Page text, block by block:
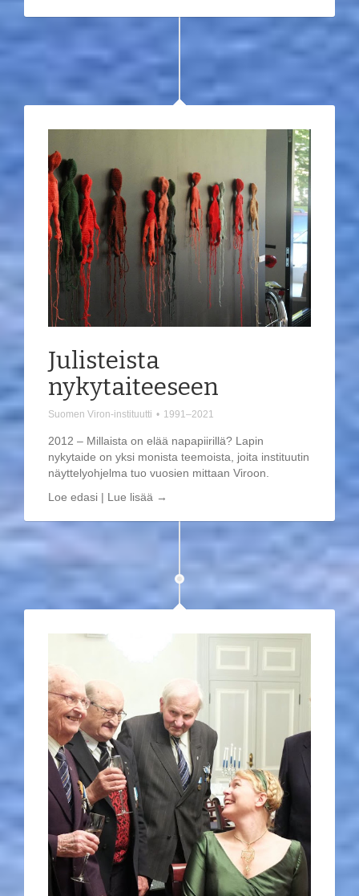
Julisteista
nykytaiteeseen
Suomen Viron-instituutti • 1991–2021
2012 – Millaista on elää napapiirillä? Lapin
nykytaide on yksi monista teemoista, joita instituutin
näyttelyohjelma tuo vuosien mittaan Viroon.
Loe edasi | Lue lisää →